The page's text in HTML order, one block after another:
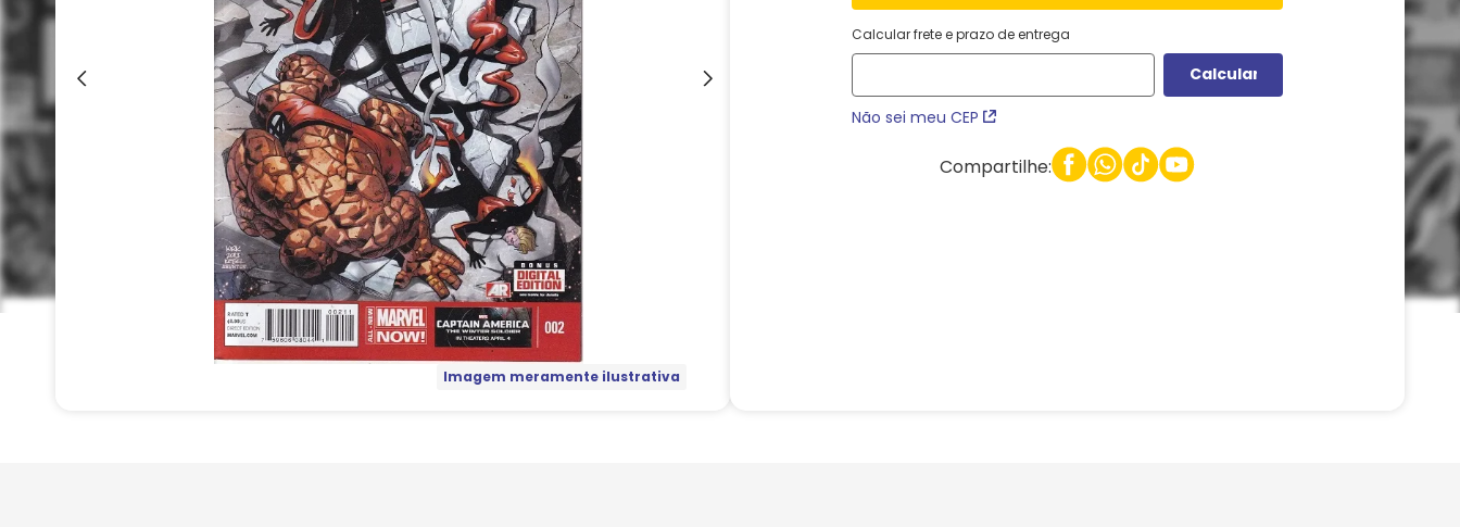
Imagem meramente ilustrativa
Calcular frete e prazo de entrega
Não sei meu CEP
Compartilhe: